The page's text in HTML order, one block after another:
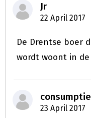
Jr
22 April 2017
De Drentse boer
wordt woont in
consumptie
23 April 2017